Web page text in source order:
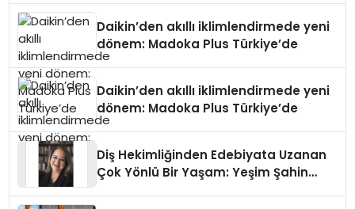
Daikin’den akıllı iklimlendirmede yeni
dönem: Madoka Plus Türkiye’de
Daikin’den akıllı iklimlendirmede yeni
dönem: Madoka Plus Türkiye’de
Diş Hekimliğinden Edebiyata Uzanan
Çok Yönlü Bir Yaşam: Yeşim Şahin